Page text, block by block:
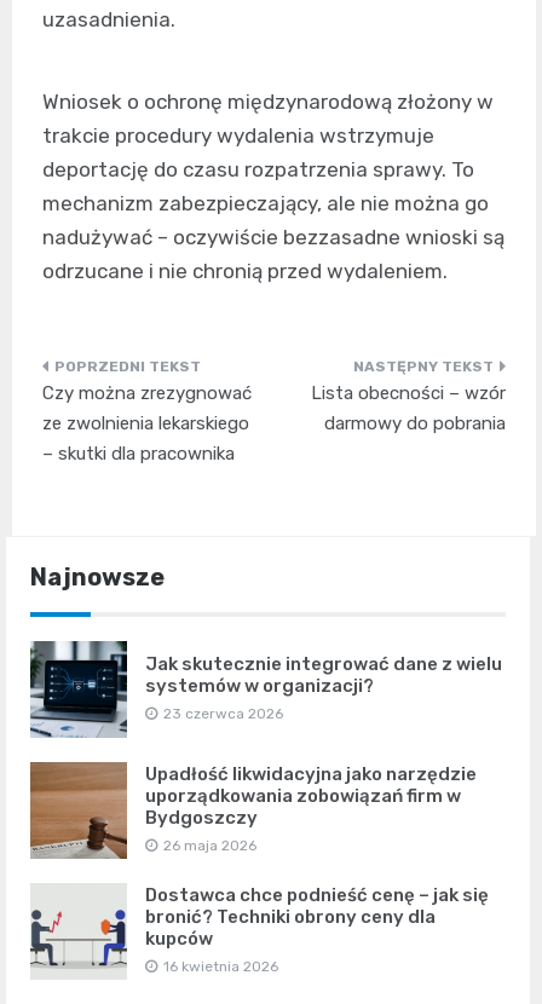
uzasadnienia.
Wniosek o ochronę międzynarodową złożony w
trakcie procedury wydalenia wstrzymuje
deportację do czasu rozpatrzenia sprawy. To
mechanizm zabezpieczający, ale nie można go
nadużywać – oczywiście bezzasadne wnioski są
odrzucane i nie chronią przed wydaleniem.
Nawigacja
wpisu
Czy można zrezygnować
ze zwolnienia lekarskiego
– skutki dla pracownika
Lista obecności – wzór
darmowy do pobrania
Najnowsze
Jak skutecznie integrować dane z wielu
systemów w organizacji?
23 czerwca 2026
Upadłość likwidacyjna jako narzędzie
uporządkowania zobowiązań firm w
Bydgoszczy
26 maja 2026
Dostawca chce podnieść cenę – jak się
bronić? Techniki obrony ceny dla
kupców
16 kwietnia 2026